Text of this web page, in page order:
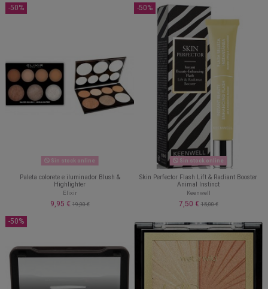
-50%
Sin stock online
Paleta colorete e iluminador Blush &
Highlighter
Elixir
9,95 €19,90 €
-50%
Sin stock online
Skin Perfector Flash Lift & Radiant Booster
Animal Instinct
Keenwell
7,50 €15,00 €
-50%